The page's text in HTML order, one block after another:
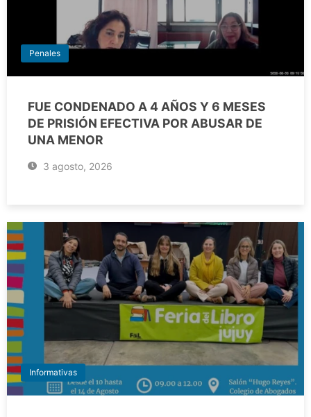
Penales
FUE CONDENADO A 4 AÑOS Y 6 MESES
DE PRISIÓN EFECTIVA POR ABUSAR DE
UNA MENOR
3 agosto, 2026
Informativas